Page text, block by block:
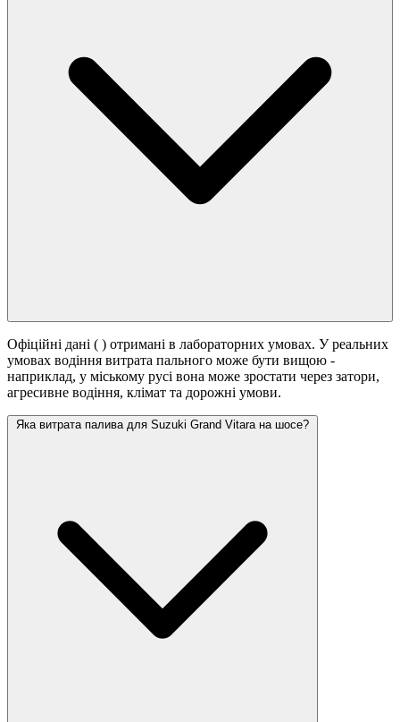
Офіційні дані ( ) отримані в лабораторних умовах. У реальних
умовах водіння витрата пального може бути вищою -
наприклад, у міському русі вона може зростати через затори,
агресивне водіння, клімат та дорожні умови.
Яка витрата палива для Suzuki Grand Vitara на шосе?